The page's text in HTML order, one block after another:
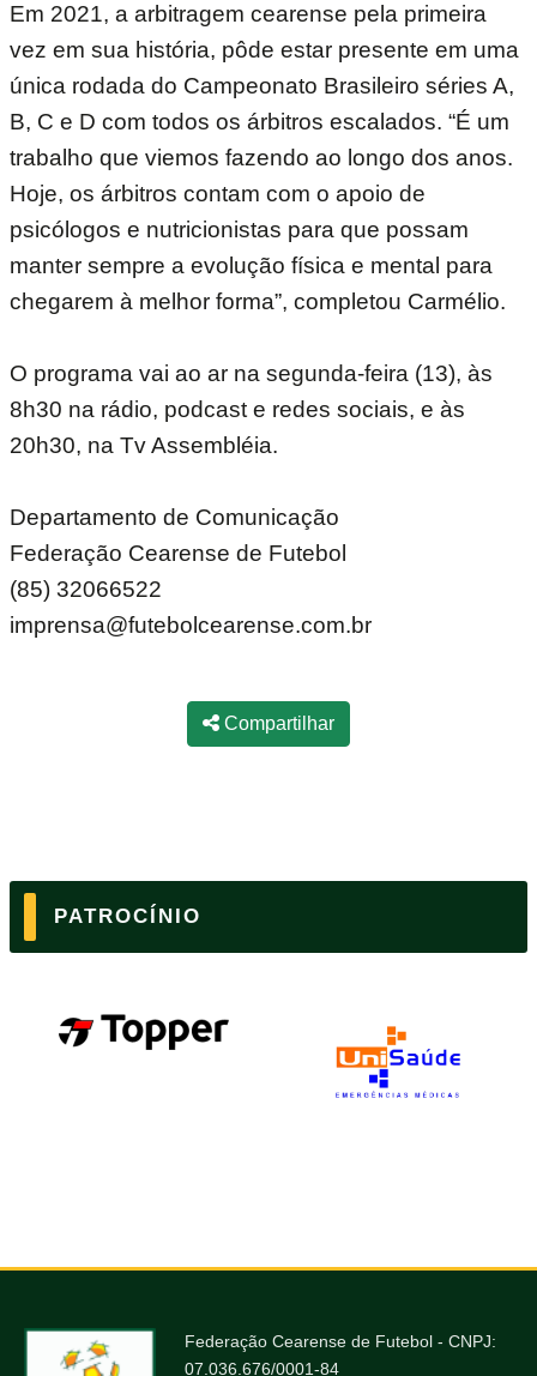
Em 2021, a arbitragem cearense pela primeira
vez em sua história, pôde estar presente em uma
única rodada do Campeonato Brasileiro séries A,
B, C e D com todos os árbitros escalados. “É um
trabalho que viemos fazendo ao longo dos anos.
Hoje, os árbitros contam com o apoio de
psicólogos e nutricionistas para que possam
manter sempre a evolução física e mental para
chegarem à melhor forma”, completou Carmélio.
O programa vai ao ar na segunda-feira (13), às
8h30 na rádio, podcast e redes sociais, e às
20h30, na Tv Assembléia.
Departamento de Comunicação
Federação Cearense de Futebol
(85) 32066522
imprensa@futebolcearense.com.br
Compartilhar
PATROCÍNIO
Federação Cearense de Futebol - CNPJ:
07.036.676/0001-84